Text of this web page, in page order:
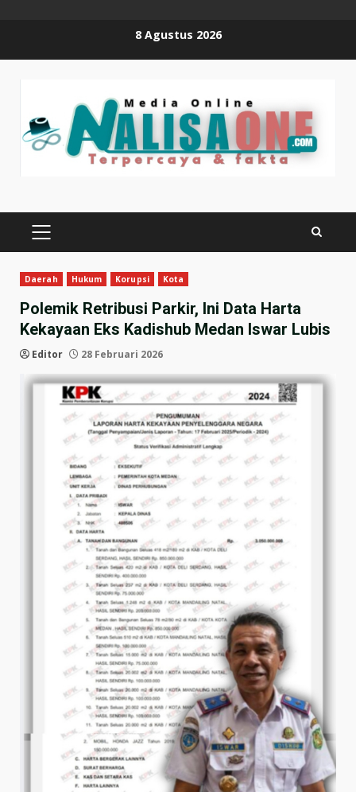
8 Agustus 2026
PRIMARY
Daerah Hukum Korupsi Kota
Polemik Retribusi Parkir, Ini Data Harta
Kekayaan Eks Kadishub Medan Iswar Lubis
Editor 28 Februari 2026